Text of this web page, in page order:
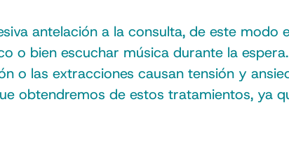
antelación a la consulta, de este modo
o bien escuchar música durante la espera.
o las extracciones causan tensión y
obtendremos de estos tratamientos, ya